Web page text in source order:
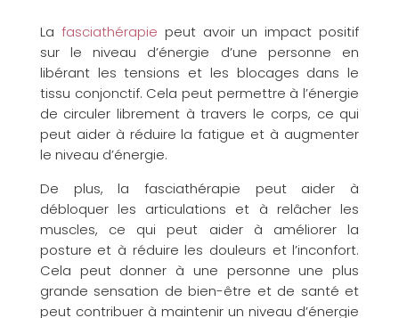
La fasciathérapie peut avoir un impact positif
sur le niveau d’énergie d’une personne en
libérant les tensions et les blocages dans le
tissu conjonctif. Cela peut permettre à l’énergie
de circuler librement à travers le corps, ce qui
peut aider à réduire la fatigue et à augmenter
le niveau d’énergie.
De plus, la fasciathérapie peut aider à
débloquer les articulations et à relâcher les
muscles, ce qui peut aider à améliorer la
posture et à réduire les douleurs et l’inconfort.
Cela peut donner à une personne une plus
grande sensation de bien-être et de santé et
peut contribuer à maintenir un niveau d’énergie